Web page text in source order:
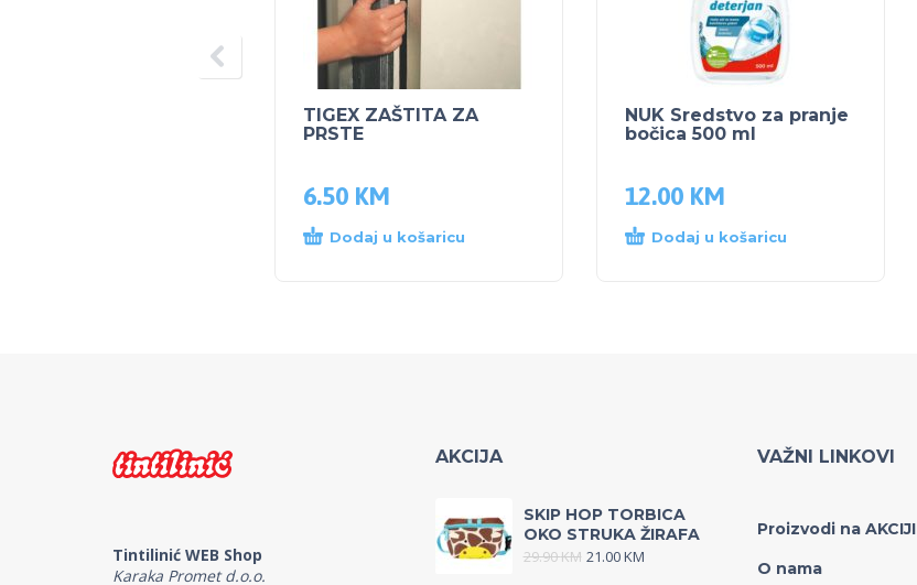
TIGEX ZAŠTITA ZA
PRSTE
6.50 KM
Dodaj u košaricu
NUK Sredstvo za pranje
bočica 500 ml
12.00 KM
Dodaj u košaricu
Tintilinić WEB Shop
Karaka Promet d.o.o.
AKCIJA
SKIP HOP TORBICA
OKO STRUKA ŽIRAFA
29.90KM 21.00KM
VAŽNI LINKOVI
Proizvodi na AKCIJI
O nama